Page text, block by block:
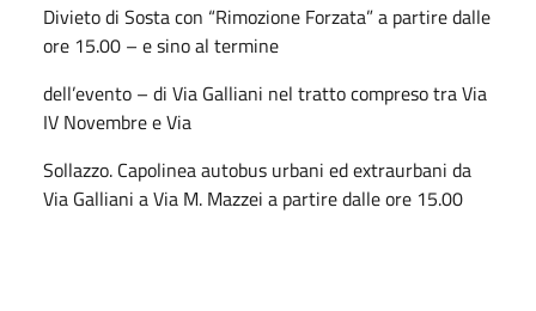
Divieto di Sosta con “Rimozione Forzata” a partire dalle
ore 15.00 – e sino al termine
dell’evento – di Via Galliani nel tratto compreso tra Via
IV Novembre e Via
Sollazzo. Capolinea autobus urbani ed extraurbani da
Via Galliani a Via M. Mazzei a partire dalle ore 15.00